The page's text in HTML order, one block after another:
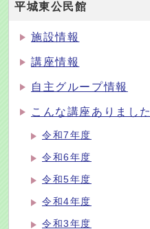
平城東公民館
施設情報
講座情報
自主グループ情報
こんな講座ありました
令和7年度
令和6年度
令和5年度
令和4年度
令和3年度